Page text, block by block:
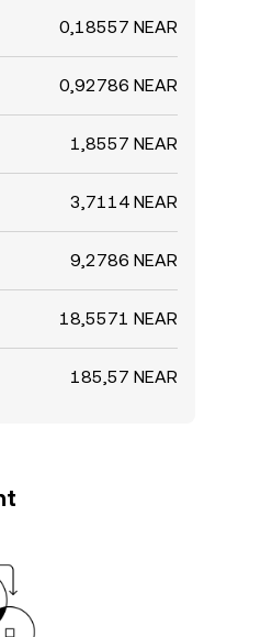
0,18557 NEAR
0,92786 NEAR
1,8557 NEAR
3,7114 NEAR
9,2786 NEAR
18,5571 NEAR
185,57 NEAR